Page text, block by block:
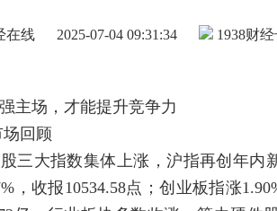
财经
在线 2025-07-04 09:31:34 1938
场，才能提升竞争力
回顾
大指数集体上涨，沪指再创年内新
，收报10534.58点；创业板指涨